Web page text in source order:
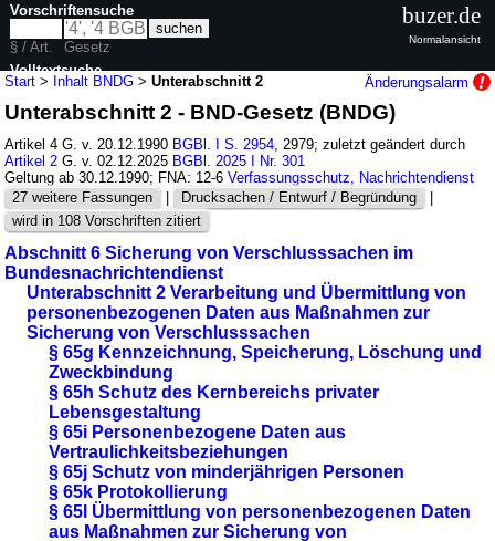
Start > Inhalt BNDG >Unterabschnitt 2 Änderungsalarm
Unterabschnitt 2 - BND-Gesetz (BNDG)
Artikel 4 G. v. 20.12.1990 BGBl. I S. 2954 , 2979; zuletzt geändert durch
Artikel 2 G. v. 02.12.2025 BGBl. 2025 I Nr. 301
Geltung ab 30.12.1990; FNA: 12-6Verfassungsschutz, Nachrichtendienst
27 weitere Fassungen
| Drucksachen / Entwurf / Begründung
|
wird in 108 Vorschriften zitiert
Abschnitt 6 Sicherung von Verschlusssachen im
Bundesnachrichtendienst
Unterabschnitt 2 Verarbeitung und Übermittlung von
personenbezogenen Daten aus Maßnahmen zur
Sicherung von Verschlusssachen
§ 65g Kennzeichnung, Speicherung, Löschung und
Zweckbindung
§ 65h Schutz des Kernbereichs privater
Lebensgestaltung
§ 65i Personenbezogene Daten aus
Vertraulichkeitsbeziehungen
§ 65j Schutz von minderjährigen Personen
§ 65k Protokollierung
§ 65l Übermittlung von personenbezogenen Daten
aus Maßnahmen zur Sicherung von
Vorschriftensuche
§ / Art.
Gesetz
Volltextsuche
nur in BNDG
buzer.de
Normalansicht